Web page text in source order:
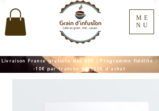
Livraison France gratuite dès 40€ | Programme fidélité :
-10€ par tranche de 100€ d'achat
ME
NU